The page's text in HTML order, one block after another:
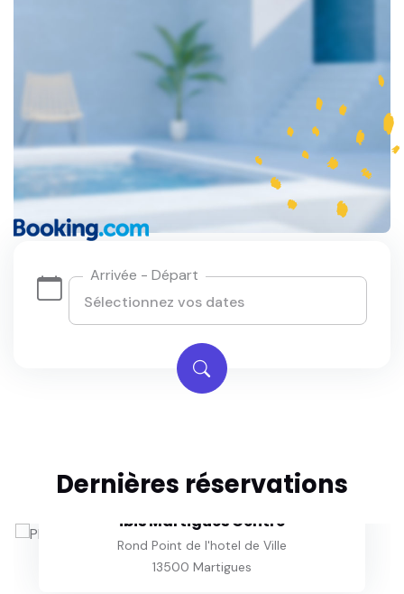
Arrivée - Départ
Dernières réservations
ibis Martigues Centre
Rond Point de l'hotel de Ville
13500 Martigues